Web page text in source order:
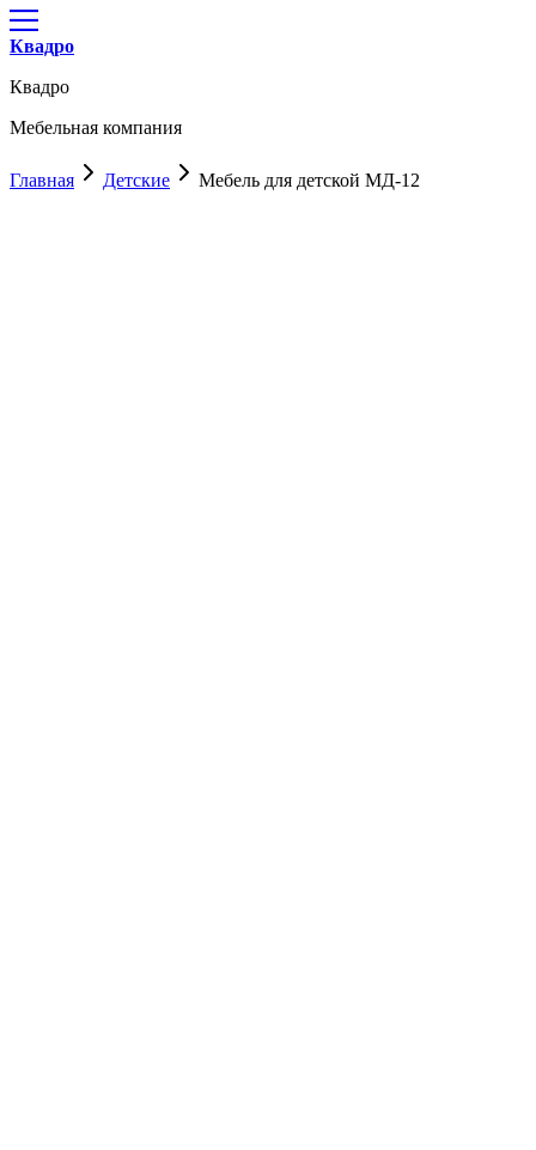
Квадро
Квадро
Мебельная компания
Главная Детские Мебель для детской МД-12